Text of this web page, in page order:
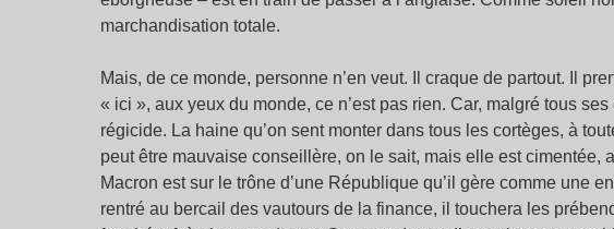
marchandisation totale.
Mais, de ce monde, personne n’en veut. Il craque de partout. Il
« ici », aux yeux du monde, ce n’est pas rien. Car, malgré tous
régicide. La haine qu’on sent monter dans tous les cortèges, à
peut être mauvaise conseillère, on le sait, mais elle est cimentée,
Macron est sur le trône d’une République qu’il gère comme une
rentré au bercail des vautours de la finance, il touchera les